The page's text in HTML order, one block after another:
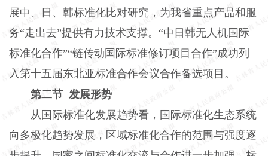
展中、日、韩标准化比对研究，为我省重点产品和服
务“走出去”提供有力技术支撑。“中日韩无人机国际
标准化合作”“链传动国际标准修订项目合作”成功列
入第十五届东北亚标准合作会议合作备选项目。
第二节 发展形势
从国际标准化发展趋势看，国际标准化生态系统
向多极化趋势发展，区域标准化合作的范围与强度逐